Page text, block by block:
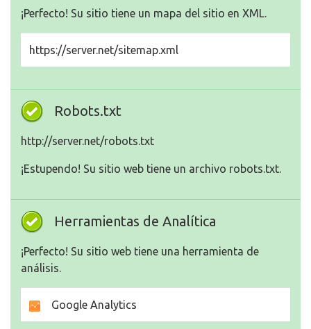
¡Perfecto! Su sitio tiene un mapa del sitio en XML.
https://server.net/sitemap.xml
Robots.txt
http://server.net/robots.txt
¡Estupendo! Su sitio web tiene un archivo robots.txt.
Herramientas de Analítica
¡Perfecto! Su sitio web tiene una herramienta de
análisis.
Google Analytics